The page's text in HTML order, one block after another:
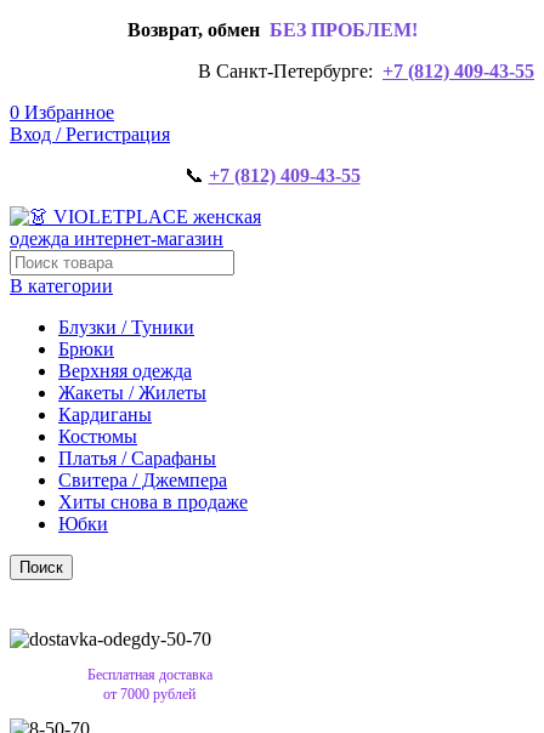
Возврат, обмен БЕЗ ПРОБЛЕМ!
В Санкт-Петербурге: +7 (812) 409-43-55
0 Избранное
Вход / Регистрация
📞 +7 (812) 409-43-55
В категории
Блузки / Туники
Брюки
Верхняя одежда
Жакеты / Жилеты
Кардиганы
Костюмы
Платья / Сарафаны
Свитера / Джемпера
Хиты снова в продаже
Юбки
Поиск
Бесплатная доставка
от 7000 рублей